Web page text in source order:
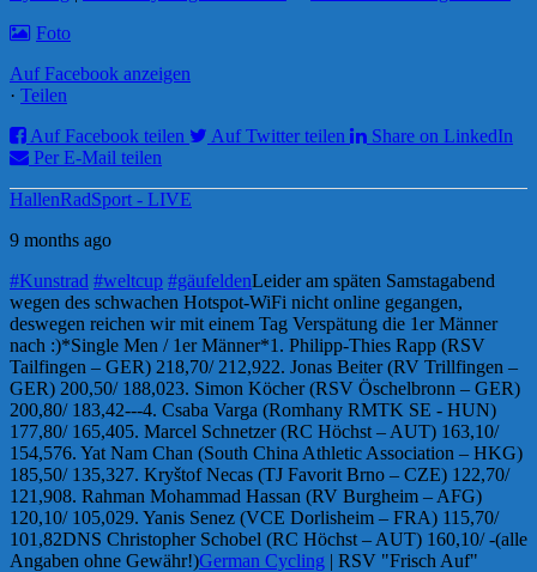
Foto
Auf Facebook anzeigen
· Teilen
Auf Facebook teilen
Auf Twitter teilen
Share on LinkedIn
Per E-Mail teilen
HallenRadSport - LIVE
9 months ago
#Kunstrad #weltcup #gäufeldenLeider am späten Samstagabend
wegen des schwachen Hotspot-WiFi nicht online gegangen,
deswegen reichen wir mit einem Tag Verspätung die 1er Männer
nach :)*Single Men / 1er Männer*1. Philipp-Thies Rapp (RSV
Tailfingen – GER) 218,70/ 212,922. Jonas Beiter (RV Trillfingen –
GER) 200,50/ 188,023. Simon Köcher (RSV Öschelbronn – GER)
200,80/ 183,42---4. Csaba Varga (Romhany RMTK SE - HUN)
177,80/ 165,405. Marcel Schnetzer (RC Höchst – AUT) 163,10/
154,576. Yat Nam Chan (South China Athletic Association – HKG)
185,50/ 135,327. Kryštof Necas (TJ Favorit Brno – CZE) 122,70/
121,908. Rahman Mohammad Hassan (RV Burgheim – AFG)
120,10/ 105,029. Yanis Senez (VCE Dorlisheim – FRA) 115,70/
101,82DNS Christopher Schobel (RC Höchst – AUT) 160,10/ -(alle
Angaben ohne Gewähr!)German Cycling | RSV "Frisch Auf"